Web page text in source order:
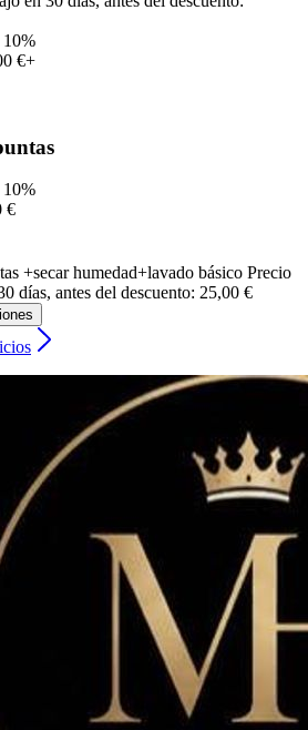
10%
€+
10%
€
+secar humedad+lavado básico Precio
días, antes del descuento: 25,00 €